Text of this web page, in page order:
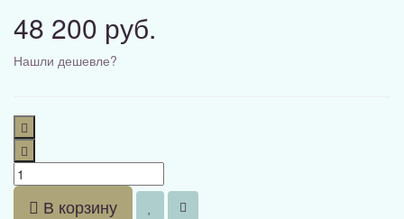
48 200 руб.
Нашли дешевле?
В корзину